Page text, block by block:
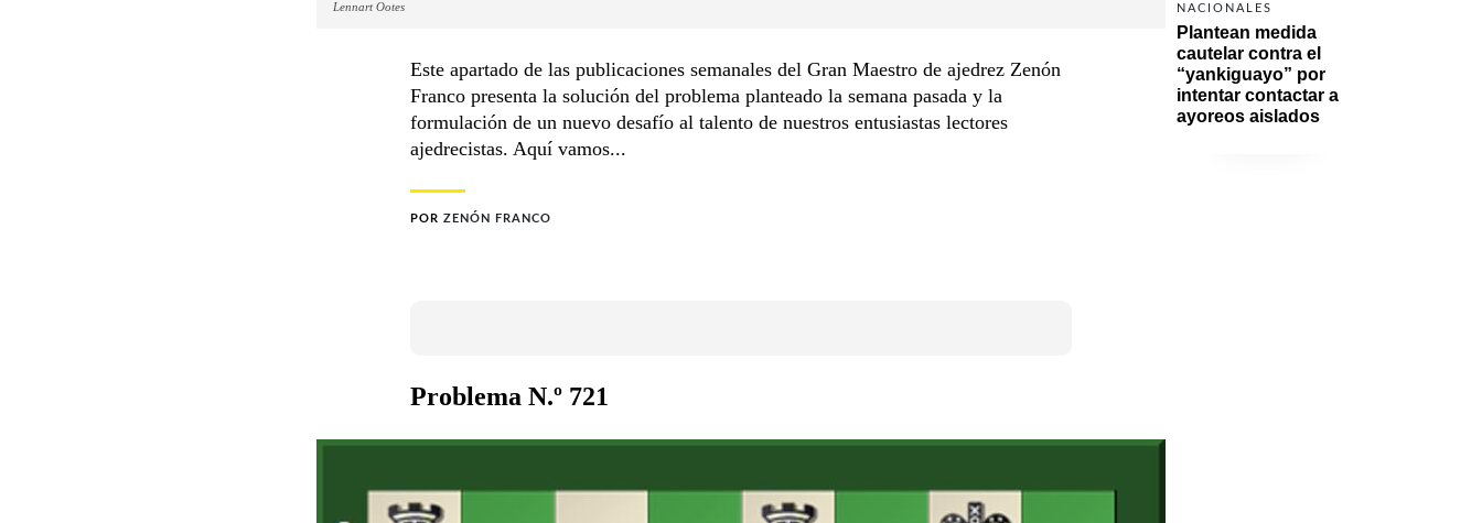
NACIONALES
Plantean medida
cautelar contra el
“yankiguayo” por
intentar contactar a
ayoreos aislados
Lennart Ootes
Este apartado de las publicaciones semanales del Gran Maestro de ajedrez Zenón
Franco presenta la solución del problema planteado la semana pasada y la
formulación de un nuevo desafío al talento de nuestros entusiastas lectores
ajedrecistas. Aquí vamos...
POR ZENÓN FRANCO
Problema N.º 721